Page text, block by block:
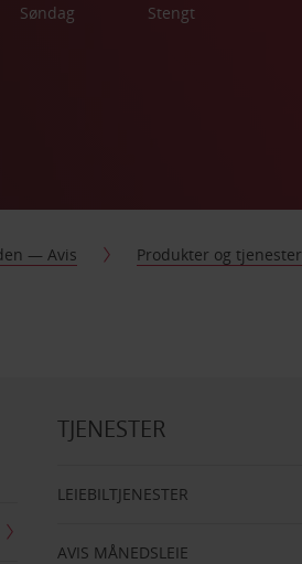
Søndag
Stengt
— Avis Produkter og tjenester
TJENESTER
LEIEBILTJENESTER
AVIS MÅNEDSLEIE